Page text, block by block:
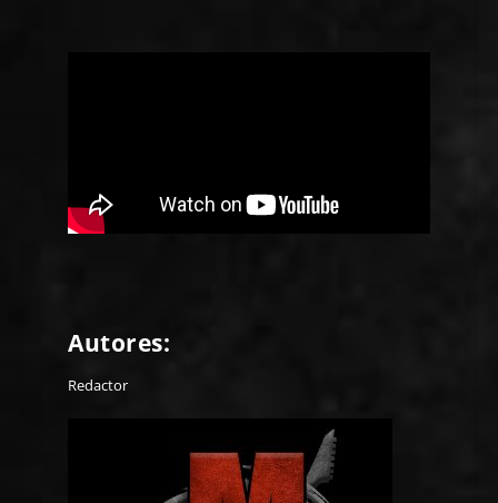
Autores:
Redactor